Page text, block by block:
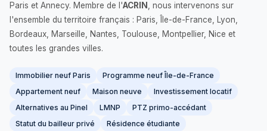
Paris et Annecy. Membre de l'ACRIN
, nous intervenons sur
l'ensemble du territoire français : Paris, Île-de-France, Lyon,
Bordeaux, Marseille, Nantes, Toulouse, Montpellier, Nice et
toutes les grandes villes.
Immobilier neuf Paris
Programme neuf Île-de-France
Appartement neuf
Maison neuve
Investissement locatif
Alternatives au Pinel
LMNP
PTZ primo-accédant
Statut du bailleur privé
Résidence étudiante